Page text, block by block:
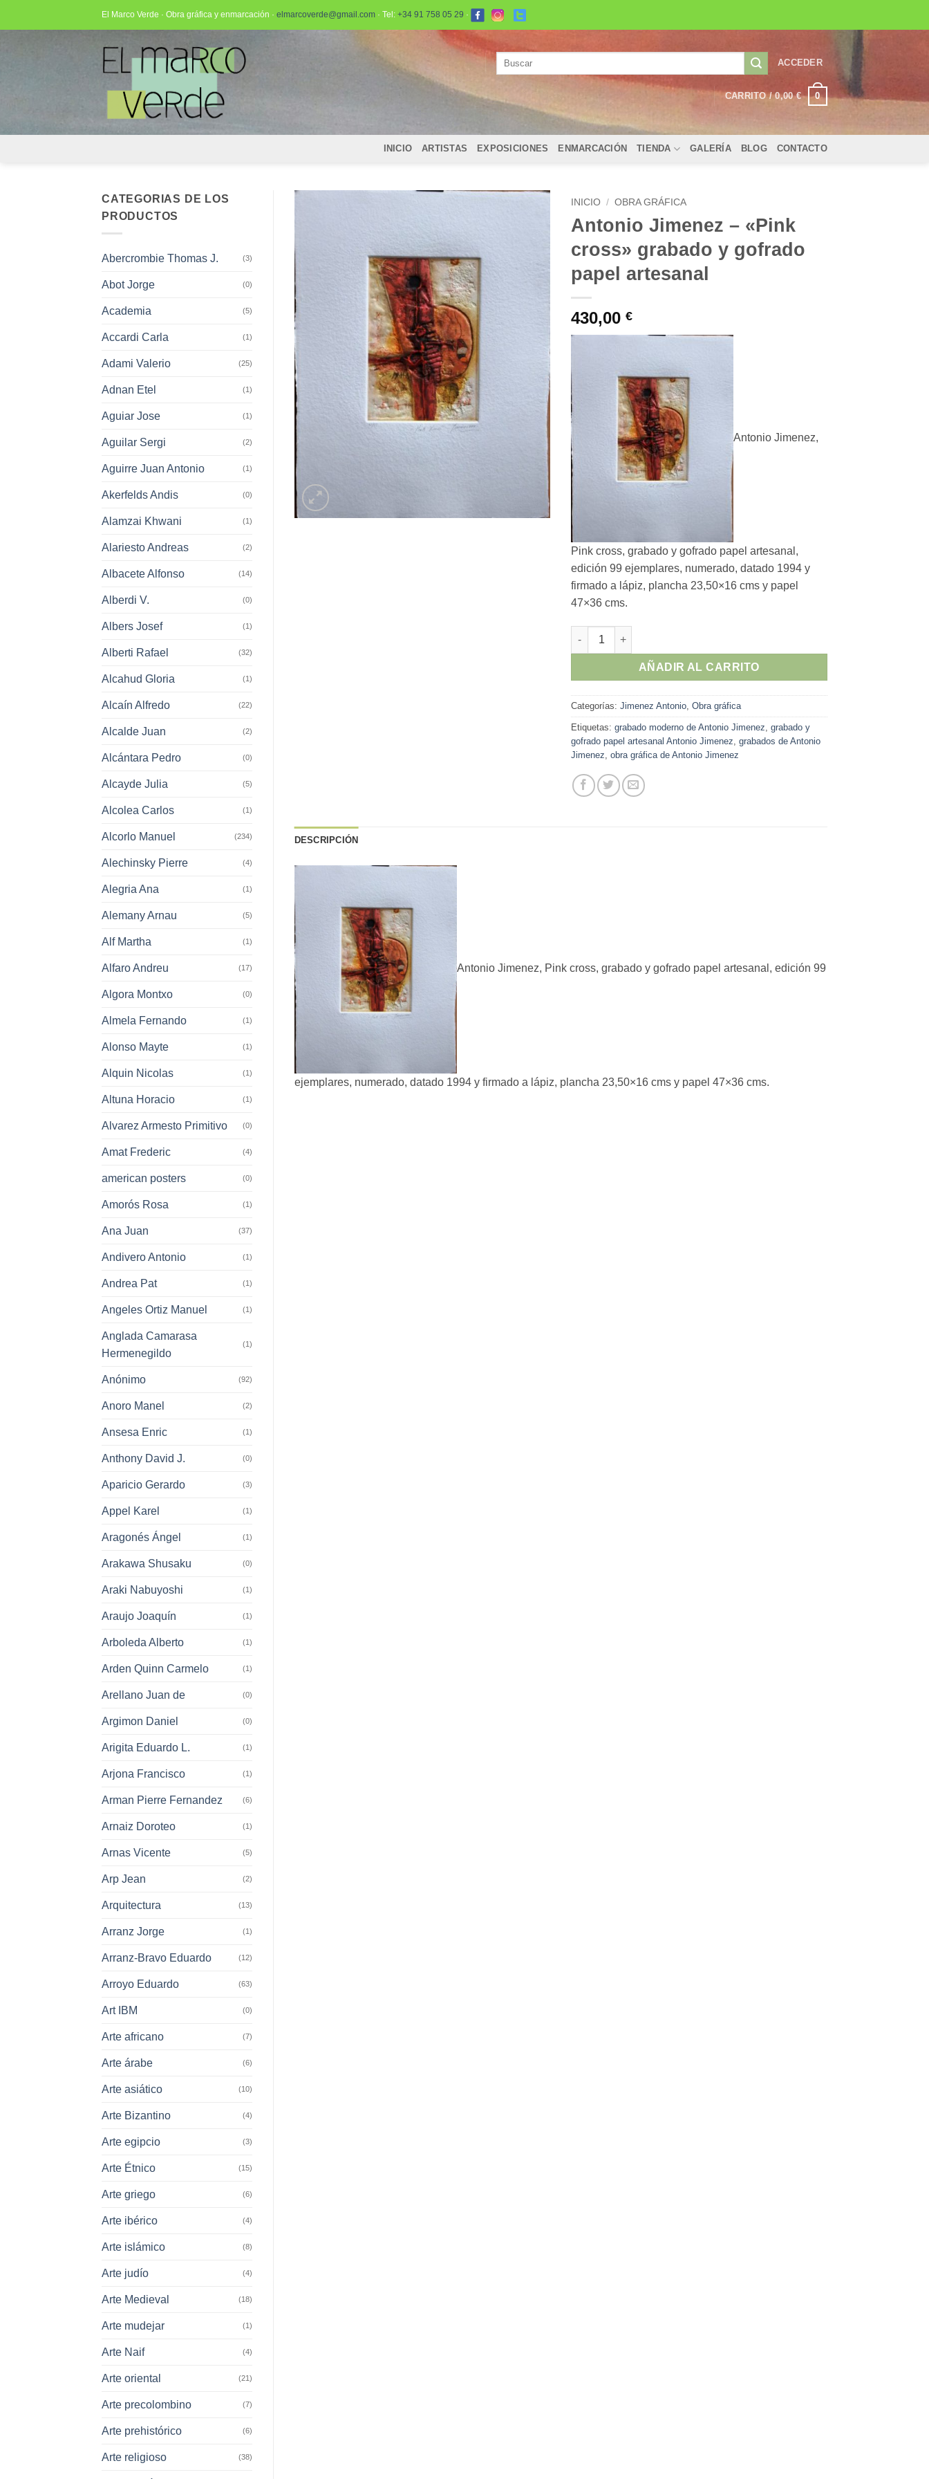
El Marco Verde · Obra gráfica y enmarcación · elmarcoverde@gmail.com · Tel: +34 91 758 05 29 ·
ACCEDER
CARRITO /0,00€ 0
INICIO ARTISTAS EXPOSICIONES ENMARCACIÓN TIENDA GALERÍA BLOG CONTACTO
CATEGORIAS DE LOS
PRODUCTOS
Abercrombie Thomas J. (3)
Abot Jorge (0)
Academia (5)
Accardi Carla (1)
Adami Valerio (25)
Adnan Etel (1)
Aguiar Jose (1)
Aguilar Sergi (2)
Aguirre Juan Antonio (1)
Akerfelds Andis (0)
Alamzai Khwani (1)
Alariesto Andreas (2)
Albacete Alfonso (14)
Alberdi V. (0)
Albers Josef (1)
Alberti Rafael (32)
Alcahud Gloria (1)
Alcaín Alfredo (22)
Alcalde Juan (2)
Alcántara Pedro (0)
Alcayde Julia (5)
Alcolea Carlos (1)
Alcorlo Manuel (234)
Alechinsky Pierre (4)
Alegria Ana (1)
Alemany Arnau (5)
Alf Martha (1)
Alfaro Andreu (17)
Algora Montxo (0)
Almela Fernando (1)
Alonso Mayte (1)
Alquin Nicolas (1)
Altuna Horacio (1)
Alvarez Armesto Primitivo (0)
Amat Frederic (4)
american posters (0)
Amorós Rosa (1)
Ana Juan (37)
Andivero Antonio (1)
Andrea Pat (1)
Angeles Ortiz Manuel (1)
Anglada Camarasa
Hermenegildo
(1)
Anónimo (92)
Anoro Manel (2)
Ansesa Enric (1)
Anthony David J. (0)
Aparicio Gerardo (3)
Appel Karel (1)
Aragonés Ángel (1)
Arakawa Shusaku (0)
Araki Nabuyoshi (1)
Araujo Joaquín (1)
Arboleda Alberto (1)
Arden Quinn Carmelo (1)
Arellano Juan de (0)
Argimon Daniel (0)
Arigita Eduardo L. (1)
Arjona Francisco (1)
Arman Pierre Fernandez (6)
Arnaiz Doroteo (1)
Arnas Vicente (5)
Arp Jean (2)
Arquitectura (13)
Arranz Jorge (1)
Arranz-Bravo Eduardo (12)
Arroyo Eduardo (63)
Art IBM (0)
Arte africano (7)
Arte árabe (6)
Arte asiático (10)
Arte Bizantino (4)
Arte egipcio (3)
Arte Étnico (15)
Arte griego (6)
Arte ibérico (4)
Arte islámico (8)
Arte judío (4)
Arte Medieval (18)
Arte mudejar (1)
Arte Naif (4)
Arte oriental (21)
Arte precolombino (7)
Arte prehistórico (6)
Arte religioso (38)
INICIO / OBRA GRÁFICA
Antonio Jimenez – «Pink
cross» grabado y gofrado
papel artesanal
430,00€
Antonio Jimenez,
Pink cross, grabado y gofrado papel artesanal,
edición 99 ejemplares, numerado, datado 1994 y
firmado a lápiz, plancha 23,50×16 cms y papel
47×36 cms.
Antonio Jimenez - "Pink cross" grabado y gofrado papel artesanal cantidad
AÑADIR AL CARRITO
Categorías:Jimenez Antonio ,Obra gráfica
Etiquetas:grabado moderno de Antonio Jimenez ,grabado y
gofrado papel artesanal Antonio Jimenez ,grabados de Antonio
Jimenez ,obra gráfica de Antonio Jimenez
DESCRIPCIÓN
Antonio Jimenez, Pink cross, grabado y gofrado papel artesanal, edición 99
ejemplares, numerado, datado 1994 y firmado a lápiz, plancha 23,50×16 cms y papel 47×36 cms.